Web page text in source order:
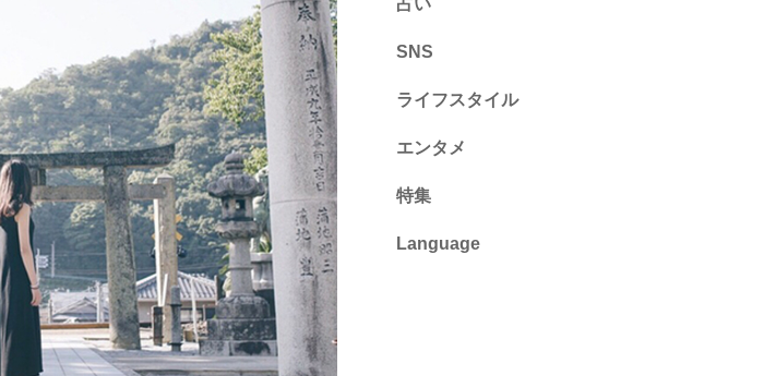
占い
心理テスト
SNS
ライフスタイル
推し活
カルチャー・暮らし
エンタメ
特集
Language